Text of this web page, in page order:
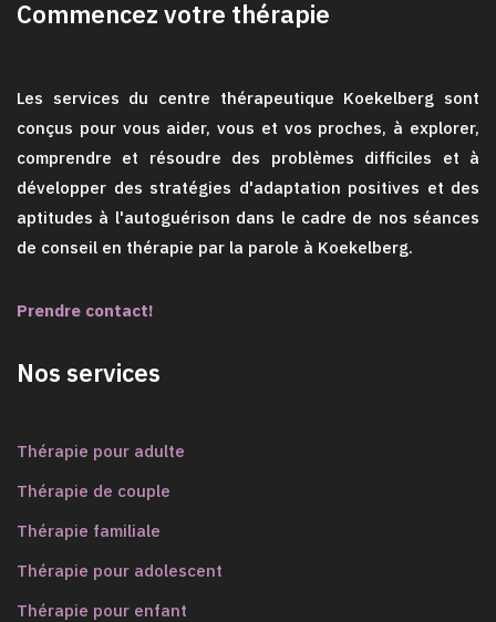
Commencez votre thérapie
Les services du centre thérapeutique Koekelberg sont
conçus pour vous aider, vous et vos proches, à explorer,
comprendre et résoudre des problèmes difficiles et à
développer des stratégies d'adaptation positives et des
aptitudes à l'autoguérison dans le cadre de nos séances
de conseil en thérapie par la parole à Koekelberg.
Prendre contact!
Nos services
Thérapie pour adulte
Thérapie de couple
Thérapie familiale
Thérapie pour adolescent
Thérapie pour enfant